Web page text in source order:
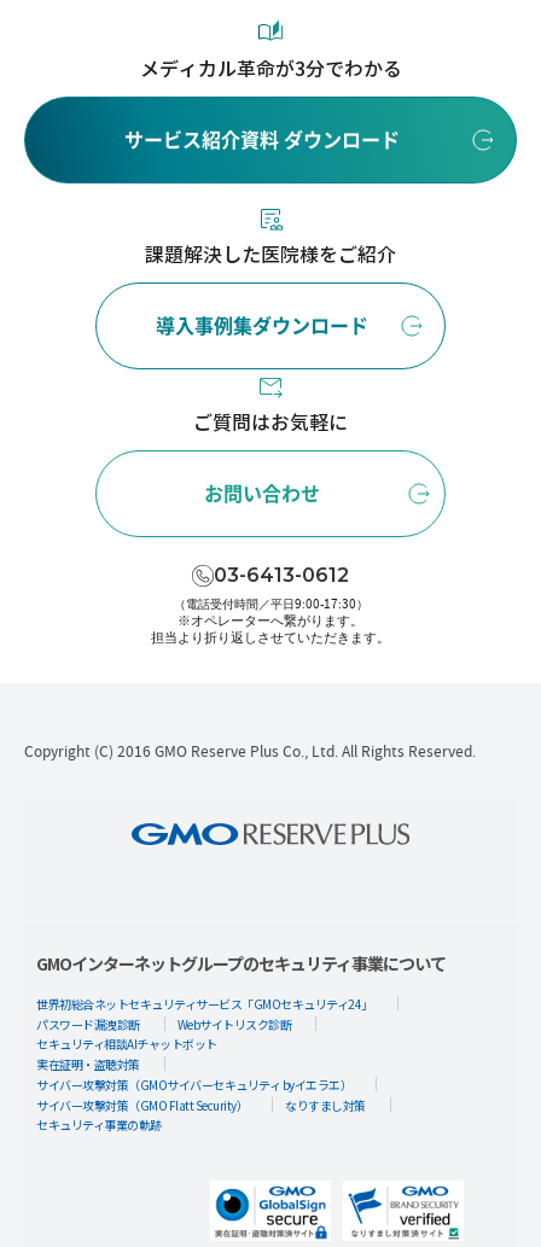
メディカル革命が3分でわかる
サービス紹介資料 ダウンロード
課題解決した医院様をご紹介
導入事例集ダウンロード
ご質問はお気軽に
お問い合わせ
03-6413-0612
（電話受付時間／平日9:00-17:30）
※オペレーターへ繋がります。
担当より折り返しさせていただきます。
Copyright (C) 2016 GMO Reserve Plus Co., Ltd. All Rights Reserved.
GMOインターネットグループのセキュリティ事業について
世界初総合ネットセキュリティサービス「GMOセキュリティ24」
パスワード漏洩診断
Webサイトリスク診断
セキュリティ相談AIチャットボット
実在証明・盗聴対策
サイバー攻撃対策（GMOサイバーセキュリティ byイエラエ）
サイバー攻撃対策（GMO Flatt Security）
なりすまし対策
セキュリティ事業の軌跡